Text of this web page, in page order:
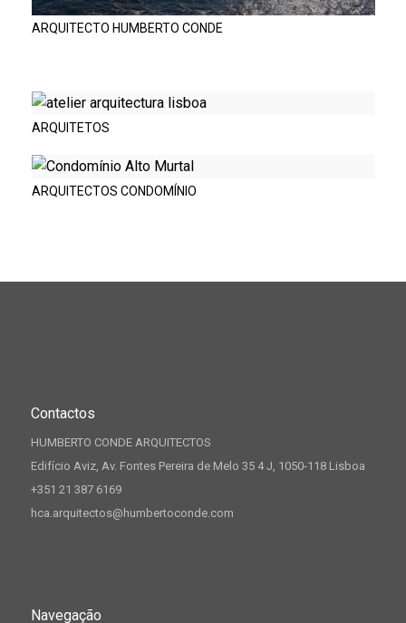
ARQUITECTO HUMBERTO CONDE
ARQUITETOS
ARQUITECTOS CONDOMÍNIO
Contactos
HUMBERTO CONDE ARQUITECTOS
Edifício Aviz, Av. Fontes Pereira de Melo 35 4 J, 1050-118 Lisboa
+351 21 387 6169
hca.arquitectos@humbertoconde.com
Navegação